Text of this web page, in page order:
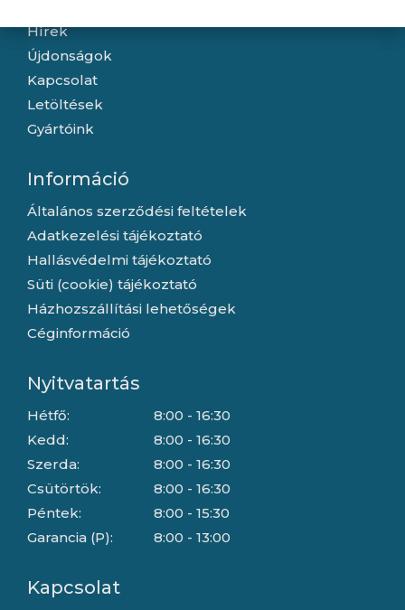
Hírek
Újdonságok
Kapcsolat
Letöltések
Gyártóink
Információ
Általános szerződési feltételek
Adatkezelési tájékoztató
Hallásvédelmi tájékoztató
Süti (cookie) tájékoztató
Házhozszállítási lehetőségek
Céginformáció
Nyitvatartás
Hétfő:
Kedd:
Szerda:
Csütörtök:
Péntek:
Garancia (P):
8:00 - 16:30
8:00 - 16:30
8:00 - 16:30
8:00 - 16:30
8:00 - 15:30
8:00 - 13:00
Kapcsolat